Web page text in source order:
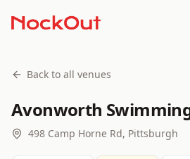
Back to all venues
Avonworth
498 Camp Horne Rd, Pittsburgh